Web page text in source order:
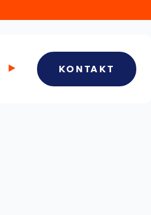
KONTAKT